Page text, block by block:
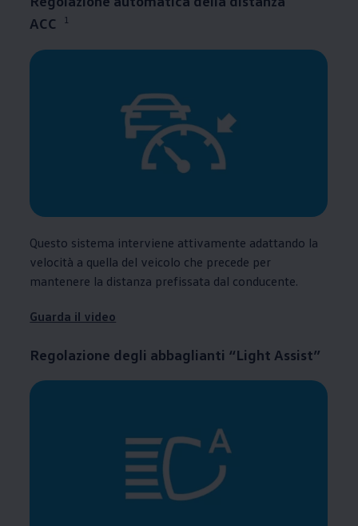
ACC
1
Questo sistema interviene attivamente adattando la
velocità a quella del veicolo che precede per
mantenere la distanza prefissata dal conducente.
Guarda il video
Regolazione degli abbaglianti “Light Assist”